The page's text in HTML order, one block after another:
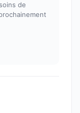
de